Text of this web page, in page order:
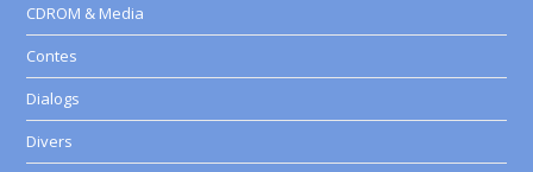
CDROM & Media
Contes
Dialogs
Divers